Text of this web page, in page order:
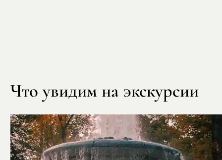
Что увидим на экскурсии